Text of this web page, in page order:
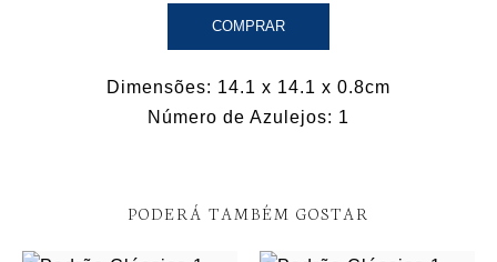
COMPRAR
Dimensões: 14.1 x 14.1 x 0.8cm
Número de Azulejos: 1
PODERÁ TAMBÉM GOSTAR